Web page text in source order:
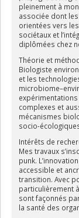
pleinement à
associée dont
orientées vers
sociétaux et
diplômées chez
Théorie et
Biologiste
et les
complexes et
mécanismes
socio-
Intérêts de
Mes travaux
punk.
accessible et
transition. Avec
particulièrement
sont façonnés
la santé des